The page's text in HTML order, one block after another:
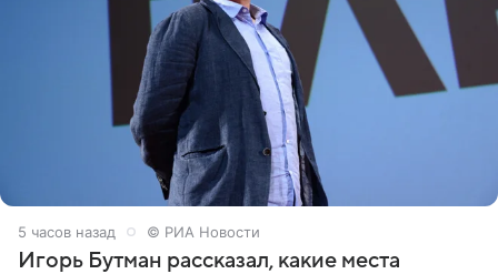
5 часов назад © РИА Новости
Игорь Бутман рассказал, какие места